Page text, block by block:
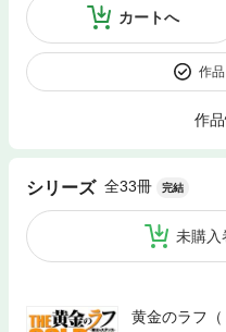
カートへ
作
作
シリーズ 全33冊 完結
未購入
黄金のラフ（